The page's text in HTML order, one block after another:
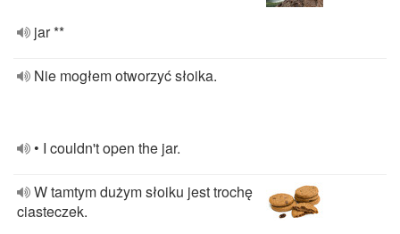
jar **
Nie mogłem otworzyć słoika.
• I couldn't open the jar.
W tamtym dużym słoiku jest trochę
ciasteczek.